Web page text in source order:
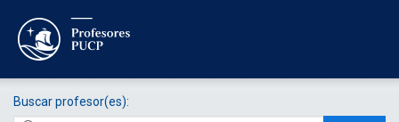
Buscar profesor(es):